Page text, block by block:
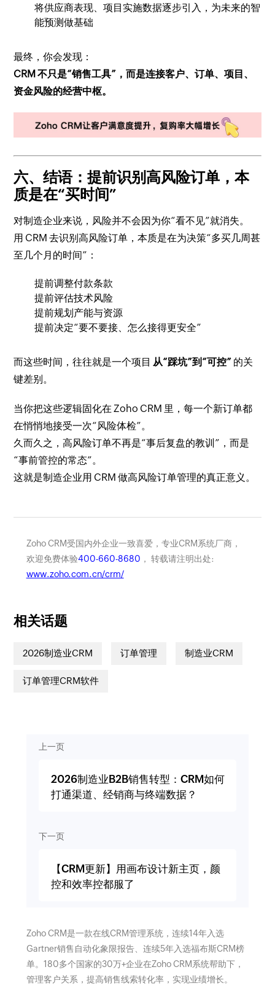
将供应商表现、项目实施数据逐步引入，为未来的智
能预测做基础
最终，你会发现：
CRM 不只是“销售工具”，而是连接客户、订单、项目、
资金风险的经营中枢。
六、结语：提前识别高风险订单，本
质是在“买时间”
对制造企业来说，风险并不会因为你“看不见”就消失。
用 CRM 去识别高风险订单，本质是在为决策“多买几周甚
至几个月的时间”：
提前调整付款条款
提前评估技术风险
提前规划产能与资源
提前决定“要不要接、怎么接得更安全”
而这些时间，往往就是一个项目 从“踩坑”到“可控” 的关
键差别。
当你把这些逻辑固化在 Zoho CRM 里，每一个新订单都
在悄悄地接受一次“风险体检”。
久而久之，高风险订单不再是“事后复盘的教训”，而是
“事前管控的常态”。
这就是制造企业用 CRM 做高风险订单管理的真正意义。
Zoho CRM受国内外企业一致喜爱，专业CRM系统厂商，
欢迎免费体验400-660-8680 ， 转载请注明出处:
www.zoho.com.cn/crm/
相关话题
2026制造业CRM 订单管理 制造业CRM
订单管理CRM软件
上一页
2026制造业B2B销售转型：CRM如何
打通渠道、经销商与终端数据？
下一页
【CRM更新】用画布设计新主页，颜
控和效率控都服了
Zoho CRM是一款在线CRM管理系统，连续14年入选
Gartner销售自动化象限报告、连续5年入选福布斯CRM榜
单。180多个国家的30万+企业在Zoho CRM系统帮助下，
管理客户关系，提高销售线索转化率，实现业绩增长。